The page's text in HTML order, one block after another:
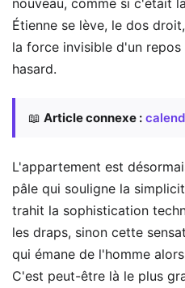
Étienne se lève, le dos
la force invisible d'un repos
hasard.
📖 Article connexe :
L'appartement est
pâle qui souligne la
trahit la sophistication
les draps, sinon cette
qui émane de l'homme
C'est peut-être là le plus